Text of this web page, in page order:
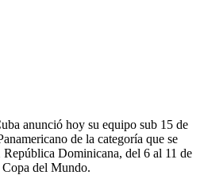
anunció hoy su equipo sub 15 de
de la categoría que se
Dominicana, del 6 al 11 de
del Mundo.